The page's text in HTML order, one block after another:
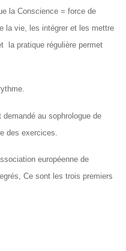
la Conscience = force de
la vie, les intégrer et les mettre
la pratique régulière permet
au sophrologue de
des exercices.
européenne de
Ce sont les trois premiers